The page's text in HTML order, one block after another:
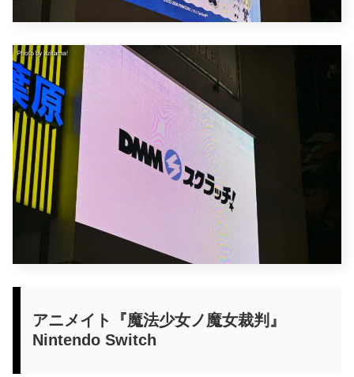
アニメイト『魔法少女ノ魔女裁判』
Nintendo Switch